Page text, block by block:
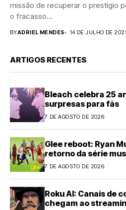
missão de recuperar o prestígio
o fracasso...
BYADRIEL MENDES 14 DE JULHO DE
ARTIGOS RECENTES
Bleach celebra 25
surpresas para fãs
7 DE AGOSTO DE 2026
Glee reboot: Ryan
retorno da série
7 DE AGOSTO DE 2026
Roku AI: Canais de
chegam ao